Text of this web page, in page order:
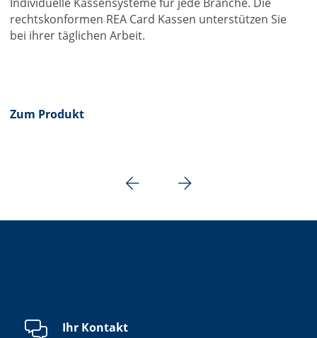
rechtskonformen REA Card Kassen unterstützen Sie
bei ihrer täglichen Arbeit.
Zum Produkt
Ihr Kontakt